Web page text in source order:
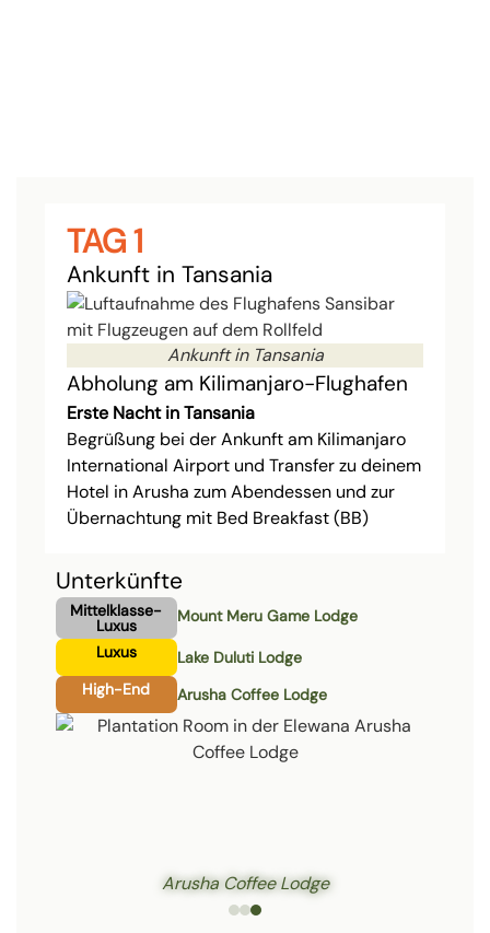
TAG 1
Ankunft in Tansania
Ankunft in Tansania
Abholung am Kilimanjaro-Flughafen
Erste Nacht in Tansania
Begrüßung bei der Ankunft am Kilimanjaro
International Airport und Transfer zu deinem
Hotel in Arusha zum Abendessen und zur
Übernachtung mit Bed Breakfast (BB)
Unterkünfte
Mittelklasse-
Luxus
Mount Meru Game Lodge
Luxus
Lake Duluti Lodge
High-End
Arusha Coffee Lodge
Arusha Coffee Lodge